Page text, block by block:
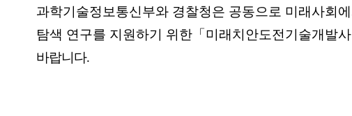
과학기술정보통신부와 경찰청은 공동으로 미래사회
탐색 연구를 지원하기 위한 「 미래치안도전기술개발
바랍니다.